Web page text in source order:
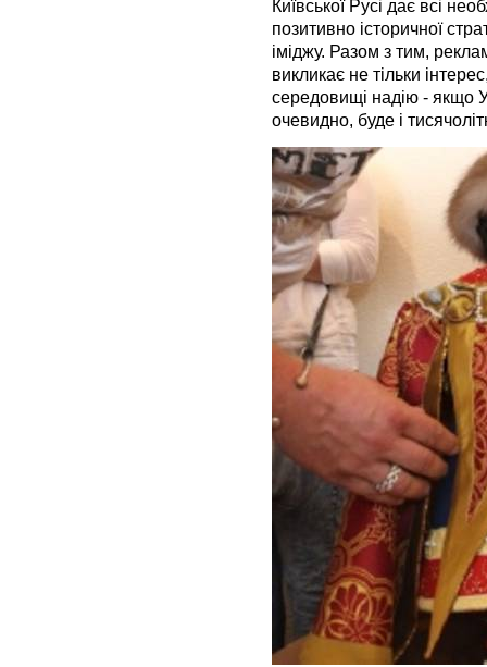
Київської Русі дає всі
позитивно історичної
іміджу. Разом з тим,
викликає не тільки
середовищі надію - якщо
очевидно, буде і